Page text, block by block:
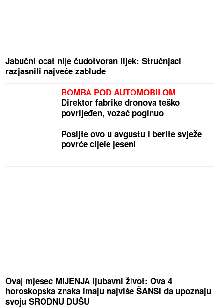
Jabučni ocat nije čudotvoran lijek: Stručnjaci
razjasnili najveće zablude
BOMBA POD AUTOMOBILOM
Direktor fabrike dronova teško
povrijeđen, vozač poginuo
Posijte ovo u avgustu i berite svježe
povrće cijele jeseni
Ovaj mjesec MIJENJA ljubavni život: Ova 4
horoskopska znaka imaju najviše ŠANSI da upoznaju
svoju SRODNU DUŠU